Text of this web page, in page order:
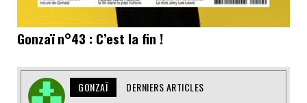
Gonzaï n°43 : C’est la fin !
GONZAÏ DERNIERS ARTICLES